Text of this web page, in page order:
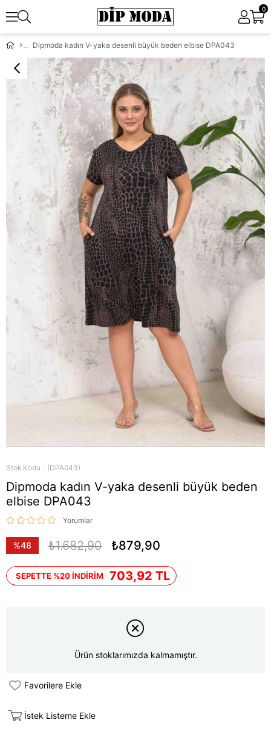
0
Dipmoda kadın V-yaka desenli büyük beden elbise DPA043
Stok Kodu (DPA043)
Dipmoda kadın V-yaka desenli büyük beden
elbise DPA043
Yorumlar
%48
₺1.682,90 ₺879,90
SEPETTE %20 İNDİRİM 703,92 TL
Ürün stoklarımızda kalmamıştır.
Favorilere Ekle
İstek Listeme Ekle